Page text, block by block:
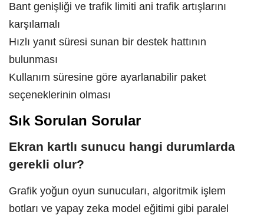
Bant genişliği ve trafik limiti ani trafik artışlarını
karşılamalı
Hızlı yanıt süresi sunan bir destek hattının
bulunması
Kullanım süresine göre ayarlanabilir paket
seçeneklerinin olması
Sık Sorulan Sorular
Ekran kartlı sunucu hangi durumlarda
gerekli olur?
Grafik yoğun oyun sunucuları, algoritmik işlem
botları ve yapay zeka model eğitimi gibi paralel